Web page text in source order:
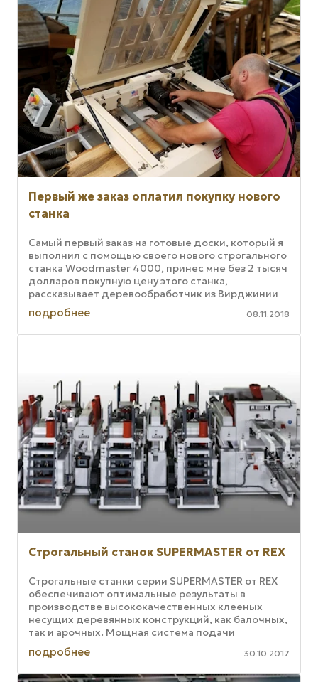
Первый же заказ оплатил покупку нового
станка
Самый первый заказ на готовые доски, который я
выполнил с помощью своего нового строгального
станка Woodmaster 4000, принес мне без 2 тысяч
долларов покупную цену этого станка,
рассказывает деревообработчик из Вирджинии
Джим Медейрос. Обычная ...
подробнее 08.11.2018
Строгальный станок SUPERMASTER от REX
Строгальные станки серии SUPERMASTER от REX
обеспечивают оптимальные результаты в
производстве высококачественных клееных
несущих деревянных конструкций, как балочных,
так и арочных. Мощная система подачи
позволяет этим станкам легко управляться с ...
подробнее 30.10.2017